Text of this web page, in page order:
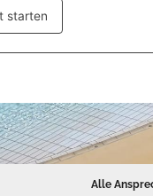
Kontakt
Alle